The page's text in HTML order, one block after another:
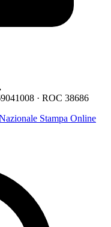
· ROC 38686
Stampa Online